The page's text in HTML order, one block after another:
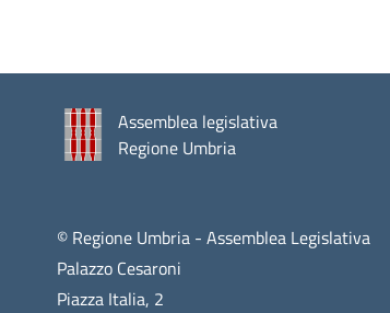
Assemblea legislativa
Regione Umbria
© Regione Umbria - Assemblea Legislativa
Palazzo Cesaroni
Piazza Italia, 2